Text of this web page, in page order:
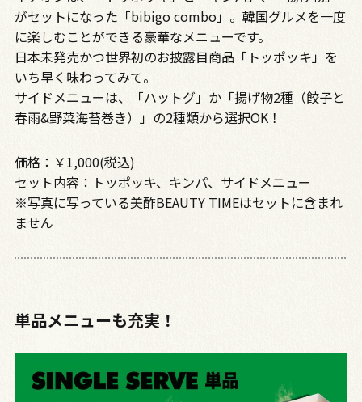
がセットになった「bibigo combo」。韓国グルメを一度
に楽しむことができる豪華なメニューです。
日本未発売かつ世界初のお披露目商品「トッポッキ」を
いち早く味わってみて。
サイドメニューは、「ハットグ」か「揚げ物2種（餃子と
春雨&野菜海苔巻き）」の2種類から選択OK！
価格：￥1,000(税込)
セット内容：トッポッキ、キンパ、サイドメニュー
※写真に写っている美酢BEAUTY TIMEはセットに含まれ
ません
単品メニューも充実！